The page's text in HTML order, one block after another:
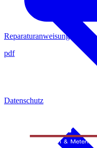
Reparaturanweisung
pdf
Datenschutz